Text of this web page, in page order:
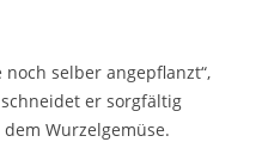
selber angepflanzt“,
er sorgfältig
Wurzelgemüse.